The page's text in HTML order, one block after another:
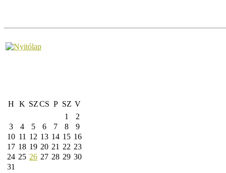
H K SZCS P SZ V
1
2
3
4 5 6 7 8
9
10 11 12 13 14 15 16
17 18 19 20 21 22 23
24 25 26 27 28 29 30
31